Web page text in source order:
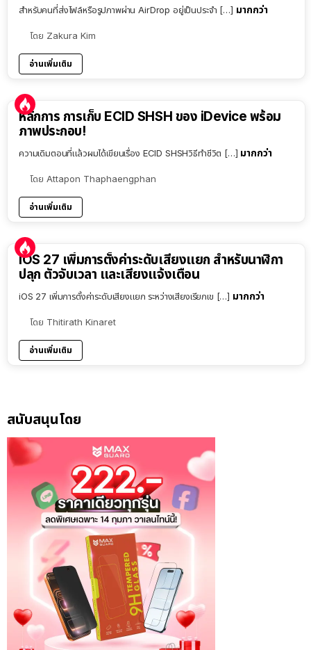
สำหรับคนที่ส่งไฟล์หรือรูปภาพผ่าน AirDrop อยู่เป็นประจำ […] มากกว่า
โดย Zakura Kim
อ่านเพิ่มเติม
หลักการ การเก็บ ECID SHSH ของ iDevice พร้อม
ภาพประกอบ!
ความเดิมตอนที่แล้วผมได้เขียนเรื่อง ECID SHSHวิธีทำชีวิต […] มากกว่า
โดย Attapon Thaphaengphan
อ่านเพิ่มเติม
iOS 27 เพิ่มการตั้งค่าระดับเสียงแยก สำหรับนาฬิกา
ปลุก ตัวจับเวลา และเสียงแจ้งเตือน
iOS 27 เพิ่มการตั้งค่าระดับเสียงแยก ระหว่างเสียงเรียกเข […] มากกว่า
โดย Thitirath Kinaret
อ่านเพิ่มเติม
สนับสนุนโดย